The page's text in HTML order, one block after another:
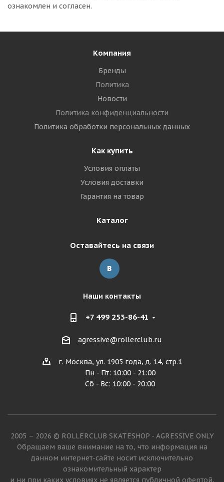
ознакомлен и согласен.
Компания
Бренды
Политика
Новости
Политика конфиденциальности
Политика обработки персональных данных
Как купить
Условия оплаты
Условия доставки
Гарантия на товар
Каталог
Оставайтесь на связи
Наши контакты
+7 499 253-86-41
agressive@rollerclub.ru
г. Москва, ул. 1905 года, д. 14, стр.1
Пн - Пт: 10:00 - 21:00
Сб - Вс: 10:00 - 20:00
2005 – 2026 © ROLLERCLUB SKATESHOP - AGRESSIVE ONLY
Обращаем ваше внимание на то, что информация на
данном интернет-сайте носит исключительно
ознакомительный характер
и ни при каких условиях не является публичной офертой,